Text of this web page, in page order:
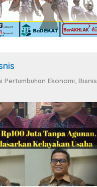
Pertumbuhan Ekonomi, Bisnis,